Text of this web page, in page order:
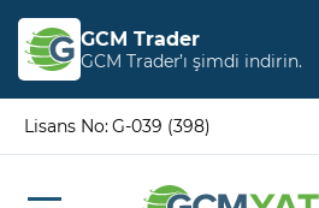
GCM Trader
GCM Trader’ı şimdi indirin.
Lisans No: G-039 (398)